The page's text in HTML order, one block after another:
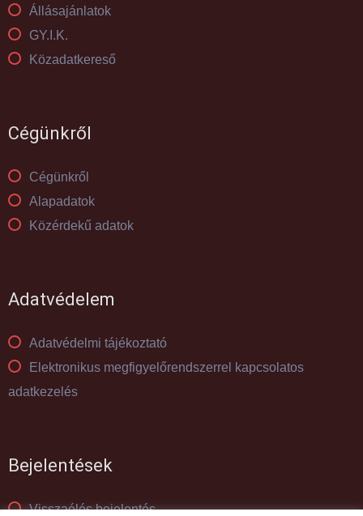
Állásajánlatok
GY.I.K.
Közadatkereső
Cégünkről
Cégünkről
Alapadatok
Közérdekű adatok
Adatvédelem
Adatvédelmi tájékoztató
Elektronikus megfigyelőrendszerrel kapcsolatos
adatkezelés
Bejelentések
Visszaélés bejelentés